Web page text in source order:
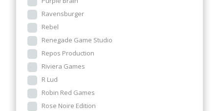
Ravensburger
Rebel
Renegade Game Studio
Repos Production
Riviera Games
R Lud
Robin Red Games
Rose Noire Edition